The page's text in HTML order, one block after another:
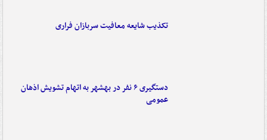
تکذیب شایعه معافیت سربازان فراری
دستگیری ۶ نفر در بهشهر به اتهام تشویش اذهان
عمومی